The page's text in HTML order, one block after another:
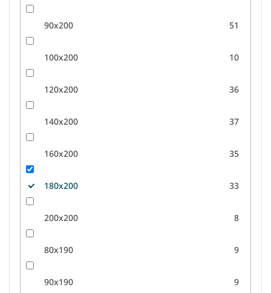
90x200 51
100x200 10
120x200 36
140x200 37
160x200 35
180x200 33
200x200 8
80x190 9
90x190 9